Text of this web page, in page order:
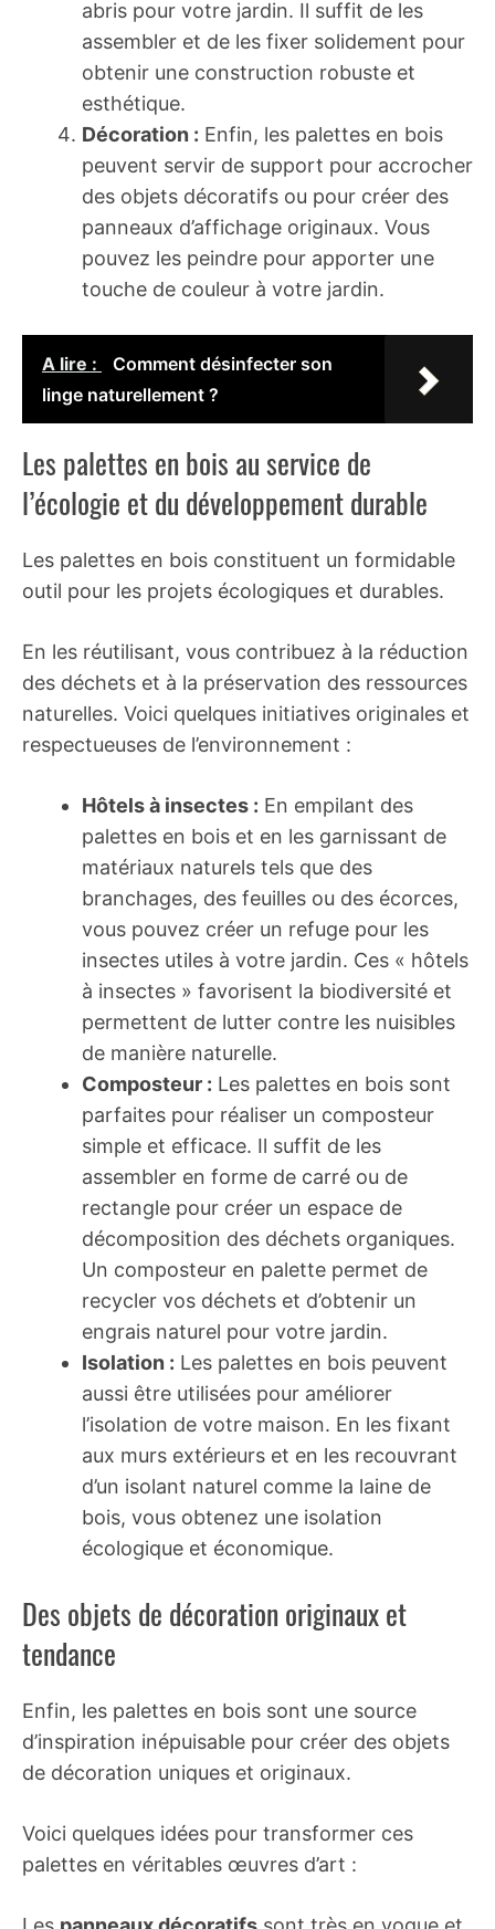
abris pour votre jardin. Il suffit de les
assembler et de les fixer solidement pour
obtenir une construction robuste et
esthétique.
Décoration : Enfin, les palettes en bois
peuvent servir de support pour accrocher
des objets décoratifs ou pour créer des
panneaux d’affichage originaux. Vous
pouvez les peindre pour apporter une
touche de couleur à votre jardin.
A lire :
Comment désinfecter son
linge naturellement ?
Les palettes en bois au service de
l’écologie et du développement durable
Les palettes en bois constituent un formidable
outil pour les projets écologiques et durables.
En les réutilisant, vous contribuez à la réduction
des déchets et à la préservation des ressources
naturelles. Voici quelques initiatives originales et
respectueuses de l’environnement :
Hôtels à insectes : En empilant des
palettes en bois et en les garnissant de
matériaux naturels tels que des
branchages, des feuilles ou des écorces,
vous pouvez créer un refuge pour les
insectes utiles à votre jardin. Ces « hôtels
à insectes » favorisent la biodiversité et
permettent de lutter contre les nuisibles
de manière naturelle.
Composteur : Les palettes en bois sont
parfaites pour réaliser un composteur
simple et efficace. Il suffit de les
assembler en forme de carré ou de
rectangle pour créer un espace de
décomposition des déchets organiques.
Un composteur en palette permet de
recycler vos déchets et d’obtenir un
engrais naturel pour votre jardin.
Isolation : Les palettes en bois peuvent
aussi être utilisées pour améliorer
l’isolation de votre maison. En les fixant
aux murs extérieurs et en les recouvrant
d’un isolant naturel comme la laine de
bois, vous obtenez une isolation
écologique et économique.
Des objets de décoration originaux et
tendance
Enfin, les palettes en bois sont une source
d’inspiration inépuisable pour créer des objets
de décoration uniques et originaux.
Voici quelques idées pour transformer ces
palettes en véritables œuvres d’art :